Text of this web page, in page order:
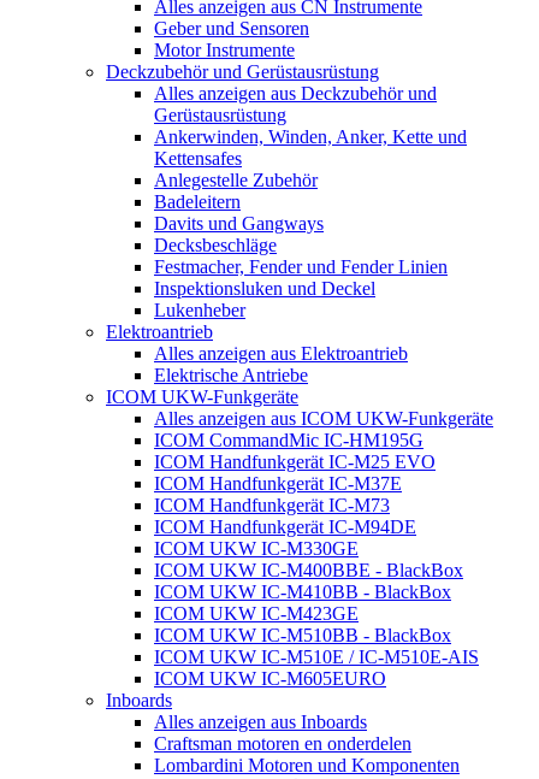
Alles anzeigen aus CN Instrumente
Geber und Sensoren
Motor Instrumente
Deckzubehör und Gerüstausrüstung
Alles anzeigen aus Deckzubehör und
Gerüstausrüstung
Ankerwinden, Winden, Anker, Kette und
Kettensafes
Anlegestelle Zubehör
Badeleitern
Davits und Gangways
Decksbeschläge
Festmacher, Fender und Fender Linien
Inspektionsluken und Deckel
Lukenheber
Elektroantrieb
Alles anzeigen aus Elektroantrieb
Elektrische Antriebe
ICOM UKW-Funkgeräte
Alles anzeigen aus ICOM UKW-Funkgeräte
ICOM CommandMic IC-HM195G
ICOM Handfunkgerät IC-M25 EVO
ICOM Handfunkgerät IC-M37E
ICOM Handfunkgerät IC-M73
ICOM Handfunkgerät IC-M94DE
ICOM UKW IC-M330GE
ICOM UKW IC-M400BBE - BlackBox
ICOM UKW IC-M410BB - BlackBox
ICOM UKW IC-M423GE
ICOM UKW IC-M510BB - BlackBox
ICOM UKW IC-M510E / IC-M510E-AIS
ICOM UKW IC-M605EURO
Inboards
Alles anzeigen aus Inboards
Craftsman motoren en onderdelen
Lombardini Motoren und Komponenten